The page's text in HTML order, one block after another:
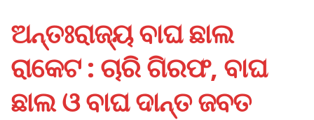
ଅନ୍ତଃରାଜ୍ୟ ବାଘ ଛାଲ
ରାକେଟ : ଚାରି ଗିରଫ, ବାଘ
ଛାଲ ଓ ବାଘ ଦାନ୍ତ ଜବତ